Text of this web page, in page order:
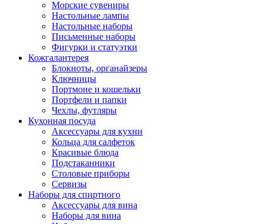
Морские сувениры
Настольные лампы
Настольные наборы
Письменные наборы
Фигурки и статуэтки
Кожгалантерея
Блокноты, органайзеры
Ключницы
Портмоне и кошельки
Портфели и папки
Чехлы, футляры
Кухонная посуда
Аксессуары для кухни
Кольца для салфеток
Красивые блюда
Подстаканники
Столовые приборы
Cервизы
Наборы для спиртного
Аксессуары для вина
Наборы для вина